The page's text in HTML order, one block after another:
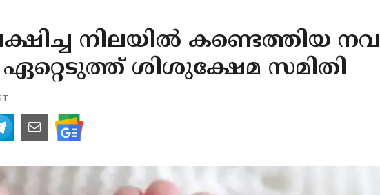
നിലയില്‍ കണ്ടെത്തിയ നവ
ശിശുക്ഷേമ സമിതി